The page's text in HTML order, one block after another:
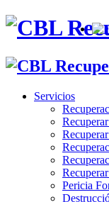
Servicios
Pericia